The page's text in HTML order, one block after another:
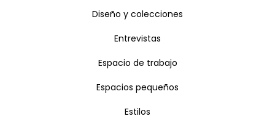
Diseño y colecciones
Entrevistas
Espacio de trabajo
Espacios pequeños
Estilos